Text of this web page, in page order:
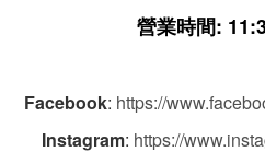
營業時間:
Facebook: https://
Instagram: https://